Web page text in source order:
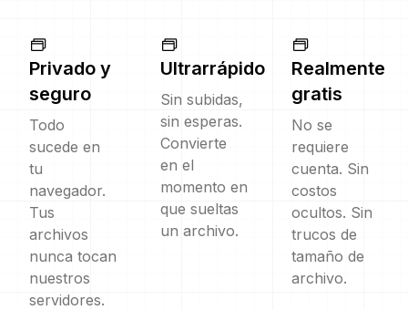
Privado y
seguro
Todo
sucede en
tu
navegador.
Tus
archivos
nunca tocan
nuestros
servidores.
Ultrarrápido
Sin subidas,
sin esperas.
Convierte
en el
momento en
que sueltas
un archivo.
Realmente
gratis
No se
requiere
cuenta. Sin
costos
ocultos. Sin
trucos de
tamaño de
archivo.